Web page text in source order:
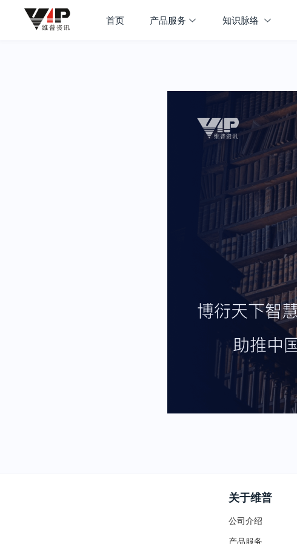
首页 产品服务 知识脉络
关于维普
公司介绍
产品服务